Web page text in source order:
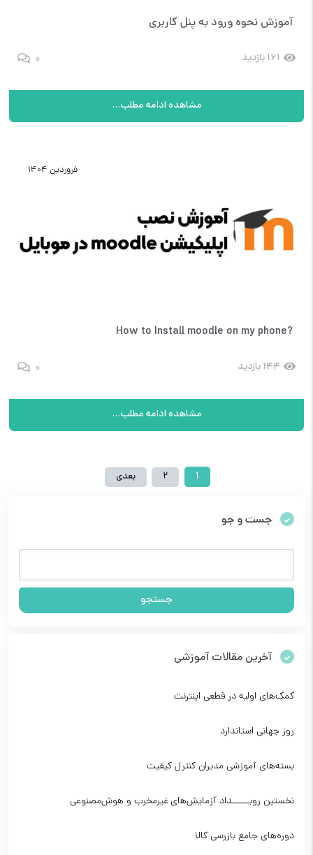
آموزش نحوه ورود به پنل کاربری
161 بازدید 0
مشاهده ادامه مطلب...
فروردین 1404
?How to Install moodle on my phone
144 بازدید 0
مشاهده ادامه مطلب...
1
2 بعدی
جست و جو
آخرین مقالات آموزشی
کمک‌های اولیه در قطعی اینترنت
روز جهانی استاندارد
بسته‌های آموزشی مدیران کنترل کیفیت
نخستین رویــــــداد آزمایش‌های غیرمخرب و هوش‌مصنوعی
دوره‌های جامع بازرسی کالا